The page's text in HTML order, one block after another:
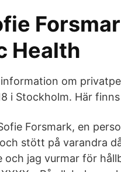
Health
om
i Stockholm. Här
Forsmark, en
stött på varandra
och jag vurmar för